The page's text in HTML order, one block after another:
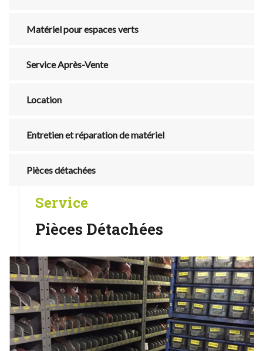
Matériel pour espaces verts
Service Après-Vente
Location
Entretien et réparation de matériel
Pièces détachées
Service
Pièces Détachées